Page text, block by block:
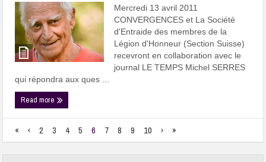
Mercredi 13 avril 2011
CONVERGENCES et La Société
d'Entraide des membres de la
Légion d'Honneur (Section Suisse)
recevront en collaboration avec le
journal LE TEMPS Michel SERRES
qui répondra aux ques ...
Read more
« ‹ 2 3 4 5 6 7 8 9 10 › »